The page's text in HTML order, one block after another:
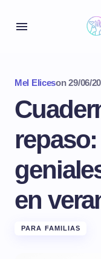
Mel Eliceson 29/06/
en
PARA FAMILIAS